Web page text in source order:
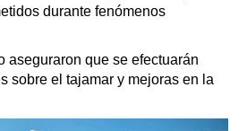
durante fenómenos
aseguraron que se efectuarán
sobre el tajamar y mejoras en la